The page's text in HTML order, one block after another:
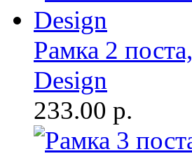
Рамка 2
Design
233.00 р.